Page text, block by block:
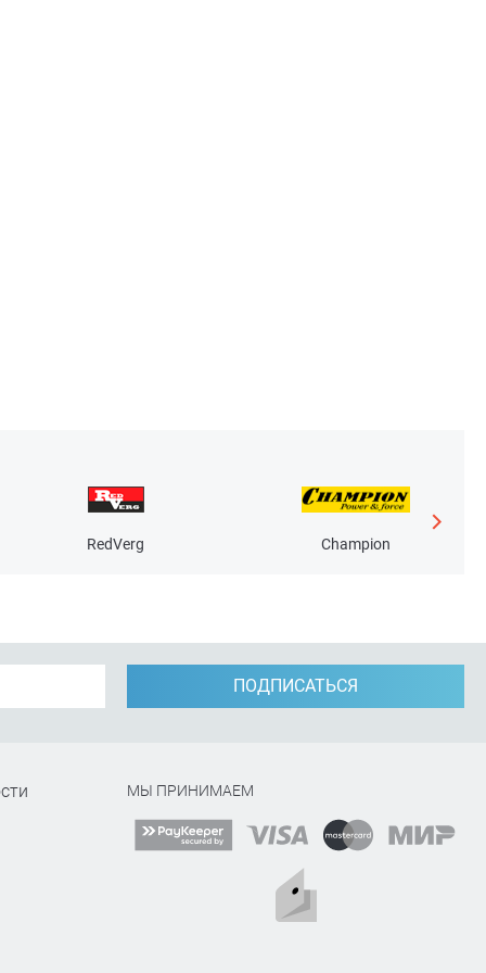
RedVerg Champion
ПОДПИСАТЬСЯ
МЫ ПРИНИМАЕМ